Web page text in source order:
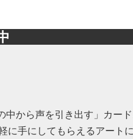
から声を引き出す」カード
手にしてもらえるアート